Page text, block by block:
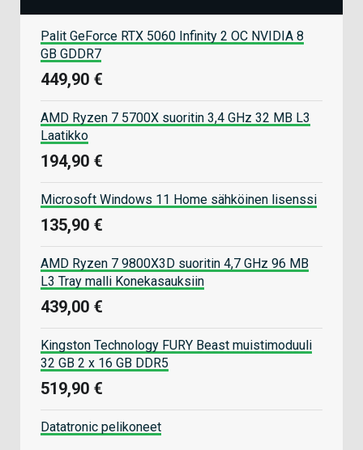
Palit GeForce RTX 5060 Infinity 2 OC NVIDIA 8
GB GDDR7
449,90 €
AMD Ryzen 7 5700X suoritin 3,4 GHz 32 MB L3
Laatikko
194,90 €
Microsoft Windows 11 Home sähköinen lisenssi
135,90 €
AMD Ryzen 7 9800X3D suoritin 4,7 GHz 96 MB
L3 Tray malli Konekasauksiin
439,00 €
Kingston Technology FURY Beast muistimoduuli
32 GB 2 x 16 GB DDR5
519,90 €
Datatronic pelikoneet